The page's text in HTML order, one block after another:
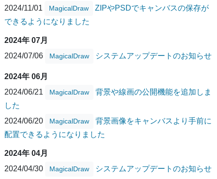
2024/11/01
MagicalDraw
ZIPやPSDでキャンバスの保存が
できるようになりました
2024年 07月
2024/07/06
MagicalDraw システムアップデートのお知らせ
2024年 06月
2024/06/21
MagicalDraw
背景や線画の公開機能を追加しま
した
2024/06/20
MagicalDraw
背景画像をキャンバスより手前に
配置できるようになりました
2024年 04月
2024/04/30
MagicalDraw システムアップデートのお知らせ